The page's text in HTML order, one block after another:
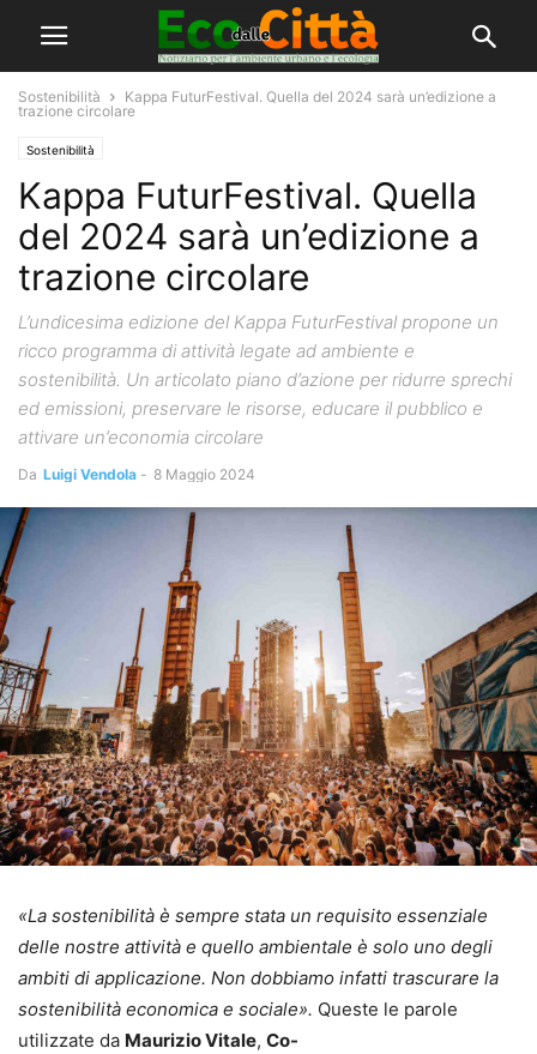
Sostenibilità
Kappa FuturFestival. Quella del 2024 sarà un’edizione a
trazione circolare
Sostenibilità
Kappa FuturFestival. Quella
del 2024 sarà un’edizione a
trazione circolare
L’undicesima edizione del Kappa FuturFestival propone un
ricco programma di attività legate ad ambiente e
sostenibilità. Un articolato piano d’azione per ridurre sprechi
ed emissioni, preservare le risorse, educare il pubblico e
attivare un’economia circolare
Da Luigi Vendola - 8 Maggio 2024
«La sostenibilità è sempre stata un requisito essenziale
delle nostre attività e quello ambientale è solo uno degli
ambiti di applicazione. Non dobbiamo infatti trascurare la
sostenibilità economica e sociale». Queste le parole
utilizzate da Maurizio Vitale, Co-